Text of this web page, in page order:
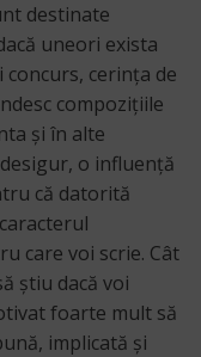
destinate
uneori exista
concurs, cerința de
compozițiile
și în alte
o influență
că datorită
care voi scrie. Cât
știu dacă voi
foarte mult să
implicată și